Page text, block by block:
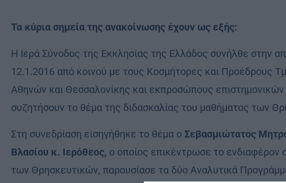
Τα κύρια σημεία της ανακοίνωσης έχουν ως εξής:
Η Ιερά Σύνοδος της Εκκλησίας της Ελλάδος συνήλθε στην
12.1.2016 από κοινού με τους Κοσμήτορες και Προέδρους
Αθηνών και Θεσσαλονίκης και εκπροσώπους
συζητήσουν το θέμα της διδασκαλίας του μαθήματος των
Στη συνεδρίαση εισηγήθηκε το θέμα ο Σεβασμιώτατος
Βλασίου κ. Ιερόθεος, ο οποίος επικέντρωσε το ενδιαφέρον
των Θρησκευτικών, παρουσίασε τα δύο Αναλυτικά